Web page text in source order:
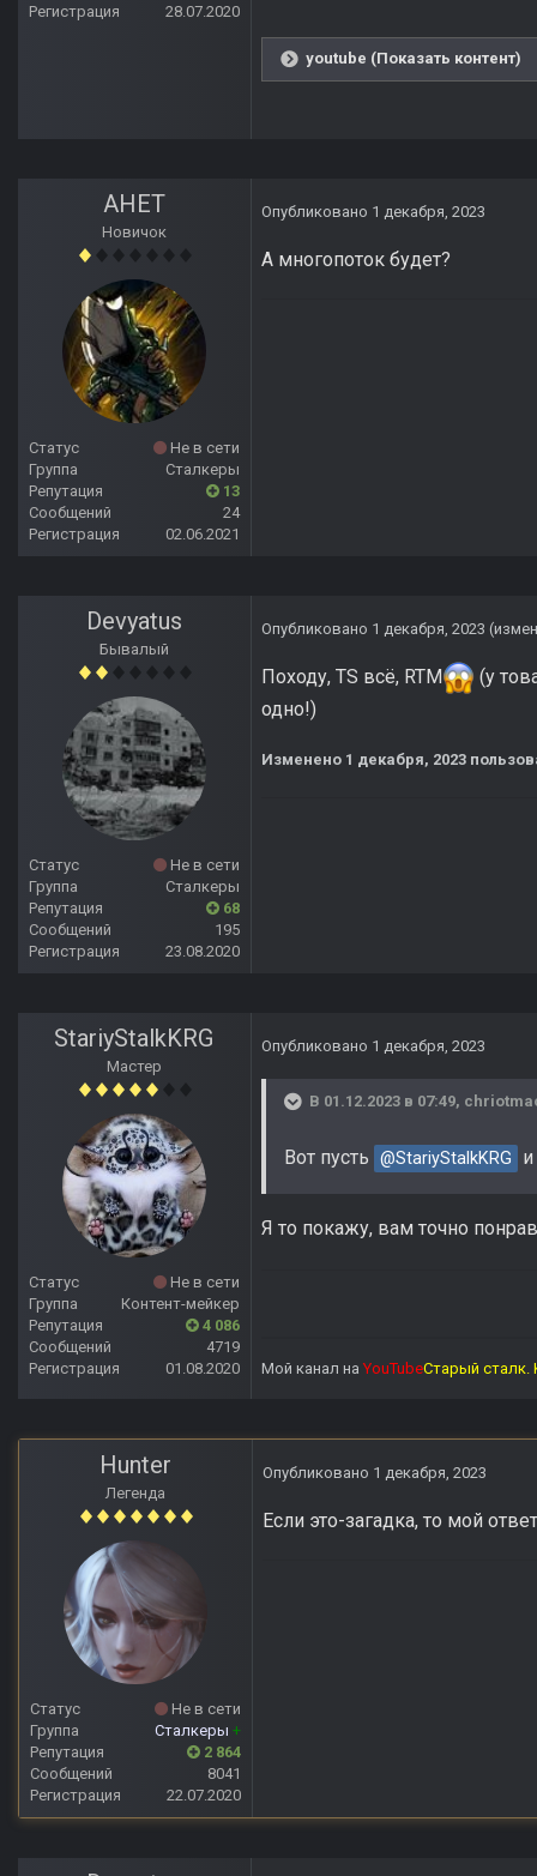
Регистрация 28.07.2020
youtube (Показать контент)
АНЕТ
Новичок
Статус
Не в сети
Группа
Сталкеры
Репутация
13
Сообщений
24
Регистрация
02.06.2021
Опубликовано 1 декабря, 2023
А многопоток будет?
Devyatus
Бывалый
Статус
Не в сети
Группа
Сталкеры
Репутация
68
Сообщений
195
Регистрация
23.08.2020
Опубликовано 1 декабря, 2023
Походу, TS всё, RTM
(у
одно!)
Изменено 1 декабря, 2023
StariyStalkKRG
Мастер
Статус
Не в сети
Группа
Контент-мейкер
Репутация
4 086
Сообщений
4719
Регистрация
01.08.2020
Опубликовано 1 декабря, 2023
В 01.12.2023 в 07:49,
Вот пусть @StariyStalkKRG
Я то покажу, вам точно
Мой канал наYouTubeСтарый сталк.
Hunter
Легенда
Статус
Не в сети
Группа
Сталкеры +
Репутация
2 864
Сообщений
8041
Регистрация
22.07.2020
Опубликовано 1 декабря, 2023
Если это-загадка, то мой